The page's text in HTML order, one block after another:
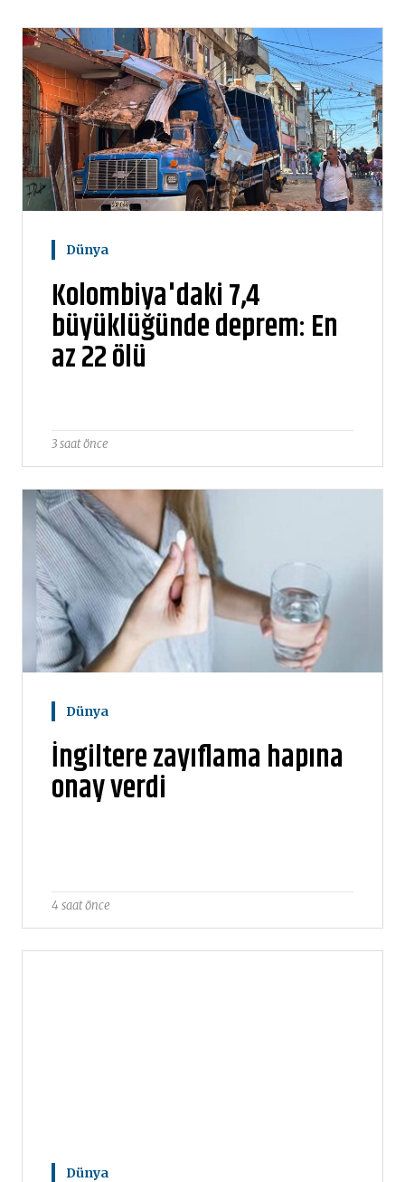
Dünya
Kolombiya'daki 7,4
büyüklüğünde deprem: En
az 22 ölü
3 saat önce
Dünya
İngiltere zayıflama hapına
onay verdi
4 saat önce
Dünya